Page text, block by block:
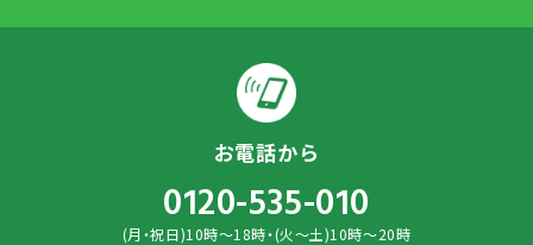
お電話から
0120-535-010
(月・祝日)10時～18時・(火～土)10時～20時